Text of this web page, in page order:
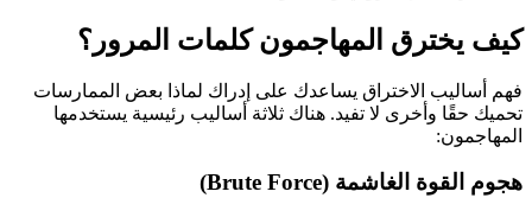
كيف يخترق المهاجمون كلمات المرور؟
فهم أساليب الاختراق يساعدك على إدراك لماذا بعض الممارسات
تحميك حقًا وأخرى لا تفيد. هناك ثلاثة أساليب رئيسية يستخدمها
المهاجمون:
هجوم القوة الغاشمة (Brute Force)